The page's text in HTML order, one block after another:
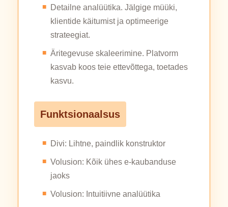
Detailne analüütika. Jälgige müüki,
klientide käitumist ja optimeerige
strateegiat.
Äritegevuse skaleerimine. Platvorm
kasvab koos teie ettevõttega, toetades
kasvu.
Funktsionaalsus
Divi: Lihtne, paindlik konstruktor
Volusion: Kõik ühes e-kaubanduse
jaoks
Volusion: Intuitiivne analüütika